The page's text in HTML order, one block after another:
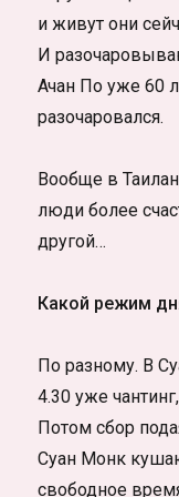
и живут они
И
Ачан По уже 60
разочаровался.
Вообще в
люди более
другой…
Какой режим
По разному. В
4.30 уже
Потом сбор
Суан Монк
свободное